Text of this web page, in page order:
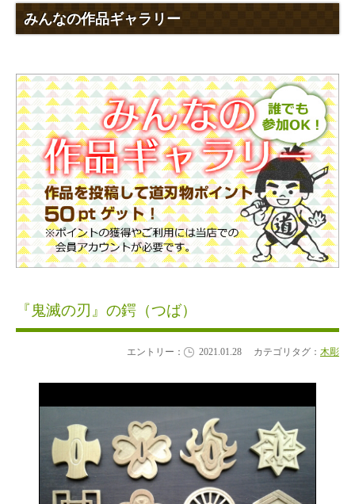
みんなの作品ギャラリー
『鬼滅の刃』の鍔（つば）
エントリー： 2021.01.28 カテゴリタグ： 木彫